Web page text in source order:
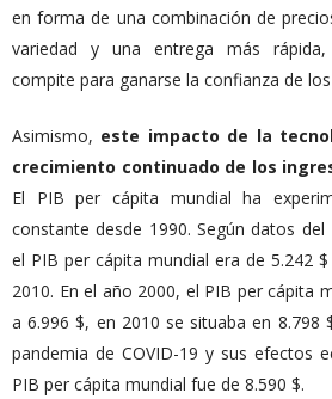
en forma de una combinación de
variedad y una entrega más
compite para ganarse la confianza de
Asimismo, este impacto de la
crecimiento continuado de los
El PIB per cápita mundial ha
constante desde 1990. Según datos
el PIB per cápita mundial era de 5.242
2010. En el año 2000, el PIB per cápita
a 6.996 $, en 2010 se situaba en 8.798
pandemia de COVID-19 y sus efectos
PIB per cápita mundial fue de 8.590 $.